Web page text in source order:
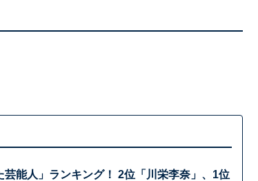
芸能人」ランキング！ 2位「川栄李奈」、1位